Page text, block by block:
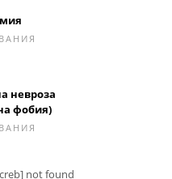
невроза
фобия)
not found